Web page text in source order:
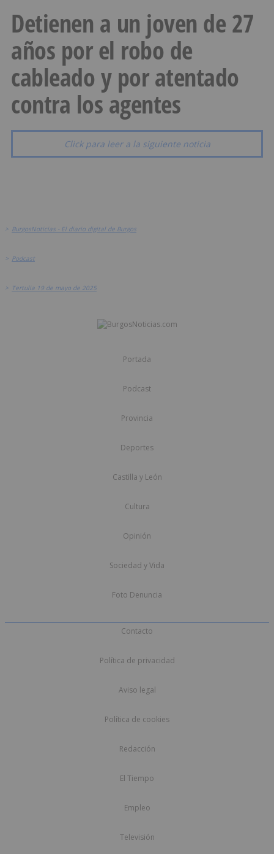
Detienen a un joven de 27
años por el robo de
cableado y por atentado
contra los agentes
Click para leer a la siguiente noticia
> BurgosNoticias - El diario digital de Burgos
> Podcast
> Tertulia 19 de mayo de 2025
Portada
Podcast
Provincia
Deportes
Castilla y León
Cultura
Opinión
Sociedad y Vida
Foto Denuncia
Contacto
Política de privacidad
Aviso legal
Política de cookies
Redacción
El Tiempo
Empleo
Televisión